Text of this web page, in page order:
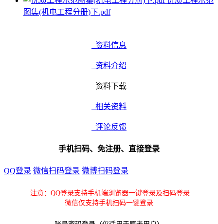
图集(机电工程分册)下.pdf
资料信息
资料介绍
资料下载
相关资料
评论反馈
手机扫码、免注册、直接登录
QQ登录 微信扫码登录 微博扫码登录
注意：QQ登录支持手机端浏览器一键登录及扫码登录
微信仅支持手机扫码一键登录